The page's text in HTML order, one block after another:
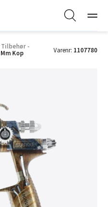
Tilbehør -
Kop
Varenr: 1107780